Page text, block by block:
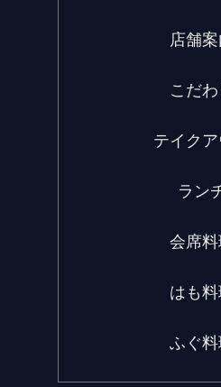
店舗
こだわ
テイクア
ラン
会席
はも
ふぐ